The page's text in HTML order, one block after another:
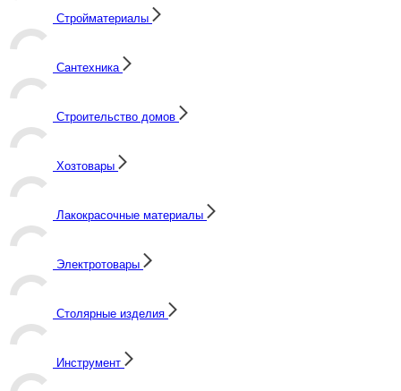
Стройматериалы
Сантехника
Строительство домов
Хозтовары
Лакокрасочные материалы
Электротовары
Столярные изделия
Инструмент